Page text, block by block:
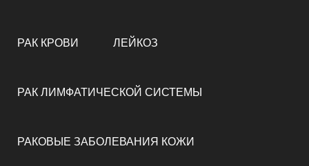
РАК КРОВИ ЛЕЙКОЗ
РАК ЛИМФАТИЧЕСКОЙ СИСТЕМЫ
РАКОВЫЕ ЗАБОЛЕВАНИЯ КОЖИ